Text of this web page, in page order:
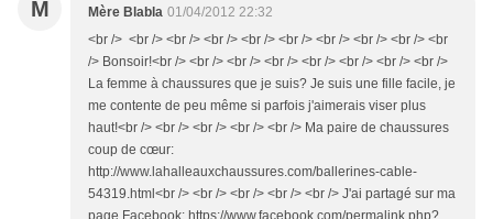
M Mère Blabla 01/04/2012 22:32
<br /> <br /> <br /> <br /> <br /> <br /> <br /> <br /> <br /> <br
/> Bonsoir!<br /> <br /> <br /> <br /> <br /> <br /> <br /> <br />
La femme à chaussures que je suis? Je suis une fille facile, je
me contente de peu même si parfois j'aimerais viser plus
haut!<br /> <br /> <br /> <br /> <br /> Ma paire de chaussures
coup de cœur:
http://www.lahalleauxchaussures.com/ballerines-cable-
54319.html<br /> <br /> <br /> <br /> <br /> J'ai partagé sur ma
page Facebook: https://www.facebook.com/permalink.php?